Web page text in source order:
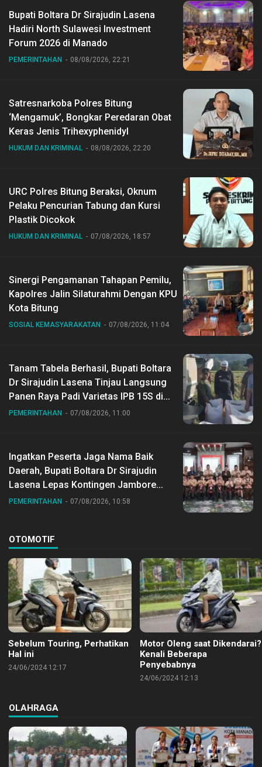
Bupati Boltara Dr Sirajudin Lasena
Hadiri North Sulawesi Investment
Forum 2026 di Manado
PEMERINTAHAN 08/08/2026, 22:21
Satresnarkoba Polres Bitung
‘Mengamuk’, Bongkar Peredaran Obat
Keras Jenis Trihexyphenidyl
HUKUM DAN KRIMINAL 08/08/2026, 22:20
URC Polres Bitung Beraksi, Oknum
Pelaku Pencurian Tabung dan Kursi
Plastik Dicokok
HUKUM DAN KRIMINAL 07/08/2026, 18:57
Sinergi Pengamanan Tahapan Pemilu,
Kapolres Jalin Silaturahmi Dengan KPU
Kota Bitung
SOSIAL KEMASYARAKATAN 07/08/2026, 11:04
Tanam Tabela Berhasil, Bupati Boltara
Dr Sirajudin Lasena Tinjau Langsung
Panen Raya Padi Varietas IPB 15S di
Desa Gihang
PEMERINTAHAN 07/08/2026, 11:00
Ingatkan Peserta Jaga Nama Baik
Daerah, Bupati Boltara Dr Sirajudin
Lasena Lepas Kontingen Jambore
Nasional ke XII di Buperta Cibubur
PEMERINTAHAN 07/08/2026, 10:58
OTOMOTIF
Sebelum Touring, Perhatikan
Hal ini
24/06/2024 12:17
Motor Oleng saat Dikendarai?
Kenali Beberapa
Penyebabnya
24/06/2024 12:13
OLAHRAGA